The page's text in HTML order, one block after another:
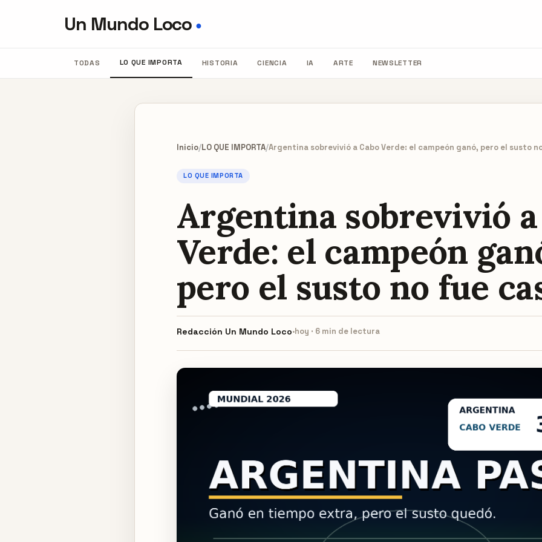
Un Mundo Loco ●
TODAS LO QUE IMPORTA HISTORIA CIENCIA IA ARTE NEWSLETTER
Inicio/LO QUE IMPORTA/Argentina sobrevivió a Cabo Verde: el campeón ganó, pero el susto
LO QUE IMPORTA
Argentina sobrevivió a
Verde: el campeón
pero el susto no fue
Redacción Un Mundo Loco·hoy · 6 min de lectura